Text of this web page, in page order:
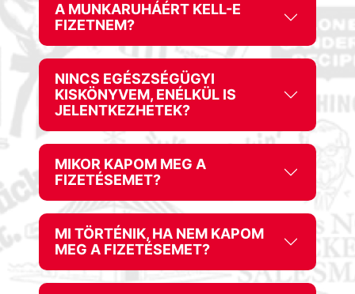
A MUNKARUHÁÉRT KELL-E
FIZETNEM?
NINCS EGÉSZSÉGÜGYI
KISKÖNYVEM, ENÉLKÜL IS
JELENTKEZHETEK?
MIKOR KAPOM MEG A
FIZETÉSEMET?
MI TÖRTÉNIK, HA NEM KAPOM
MEG A FIZETÉSEMET?